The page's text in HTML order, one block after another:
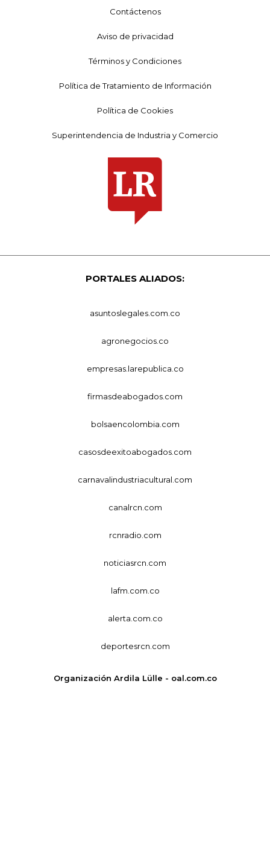
Contáctenos
Aviso de privacidad
Términos y Condiciones
Política de Tratamiento de Información
Política de Cookies
Superintendencia de Industria y Comercio
PORTALES ALIADOS:
asuntoslegales.com.co
agronegocios.co
empresas.larepublica.co
firmasdeabogados.com
bolsaencolombia.com
casosdeexitoabogados.com
carnavalindustriacultural.com
canalrcn.com
rcnradio.com
noticiasrcn.com
lafm.com.co
alerta.com.co
deportesrcn.com
Organización Ardila Lülle - oal.com.co